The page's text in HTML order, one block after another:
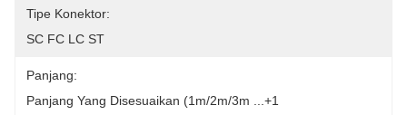
Tipe Konektor:
SC FC LC ST
Panjang:
Panjang Yang Disesuaikan (1m/2m/3m ...+1